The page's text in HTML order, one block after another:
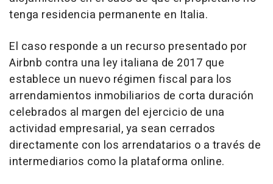
tenga residencia permanente en Italia.
El caso responde a un recurso presentado por
Airbnb contra una ley italiana de 2017 que
establece un nuevo régimen fiscal para los
arrendamientos inmobiliarios de corta duración
celebrados al margen del ejercicio de una
actividad empresarial, ya sean cerrados
directamente con los arrendatarios o a través de
intermediarios como la plataforma online.